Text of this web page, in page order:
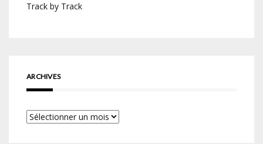
Track by Track
ARCHIVES
Archives